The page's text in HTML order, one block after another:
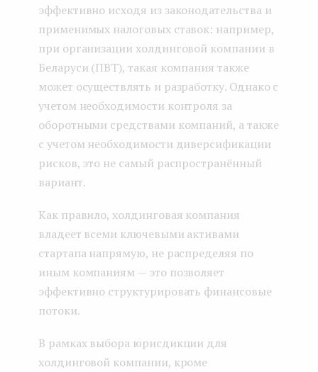
эффективно исходя из законодательства и
применимых налоговых ставок: например,
при организации холдинговой компании в
Беларуси (ПВТ), такая компания также
может осуществлять и разработку. Однако с
учетом необходимости контроля за
оборотными средствами компаний, а также
с учетом необходимости диверсификации
рисков, это не самый распространённый
вариант.
Как правило, холдинговая компания
владеет всеми ключевыми активами
стартапа напрямую, не распределяя по
иным компаниям — это позволяет
эффективно структурировать финансовые
потоки.
В рамках выбора юрисдикции для
холдинговой компании, кроме